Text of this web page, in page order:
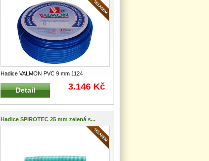
Hadice VALMON PVC 9 mm 1124
Třívrstvá PVC hadice pro průmyslové p...
Detail 3.146 Kč
Hadice SPIROTEC 25 mm zelená s...